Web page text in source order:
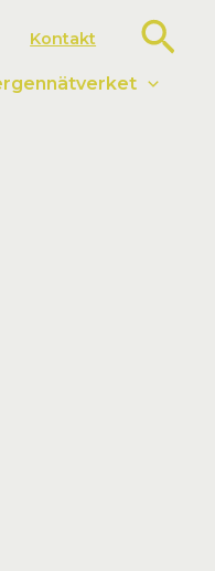
Kontakt Sök